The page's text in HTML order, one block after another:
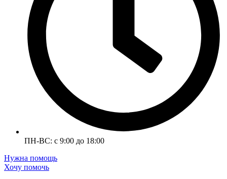
ПН-ВС: с 9:00 до 18:00
Нужна помощь
Хочу помочь